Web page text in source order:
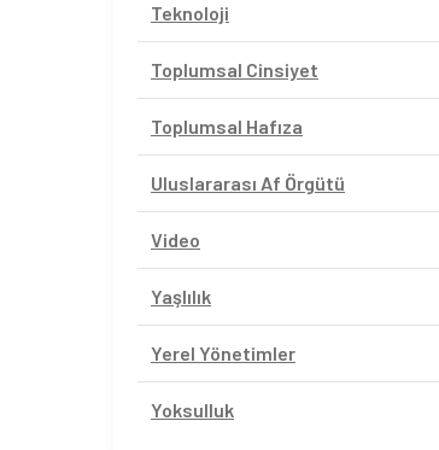
Teknoloji
Toplumsal Cinsiyet
Toplumsal Hafıza
Uluslararası Af Örgütü
Video
Yaşlılık
Yerel Yönetimler
Yoksulluk